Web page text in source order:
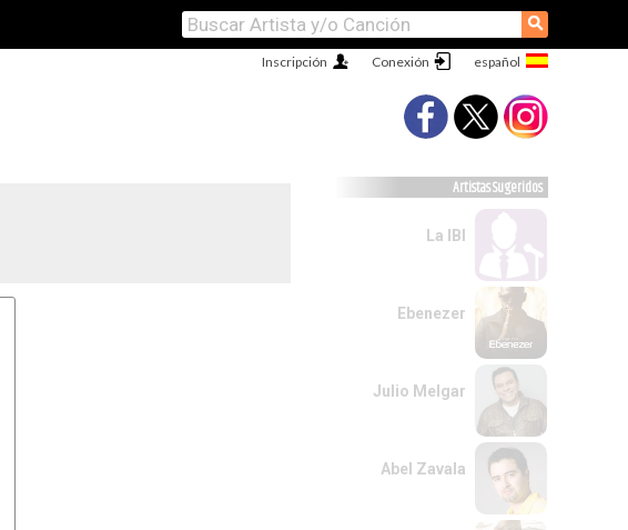
⚲
Conexión
Inscripción
Artistas Sugeridos
La IBI
Ebenezer
Julio Melgar
Abel Zavala